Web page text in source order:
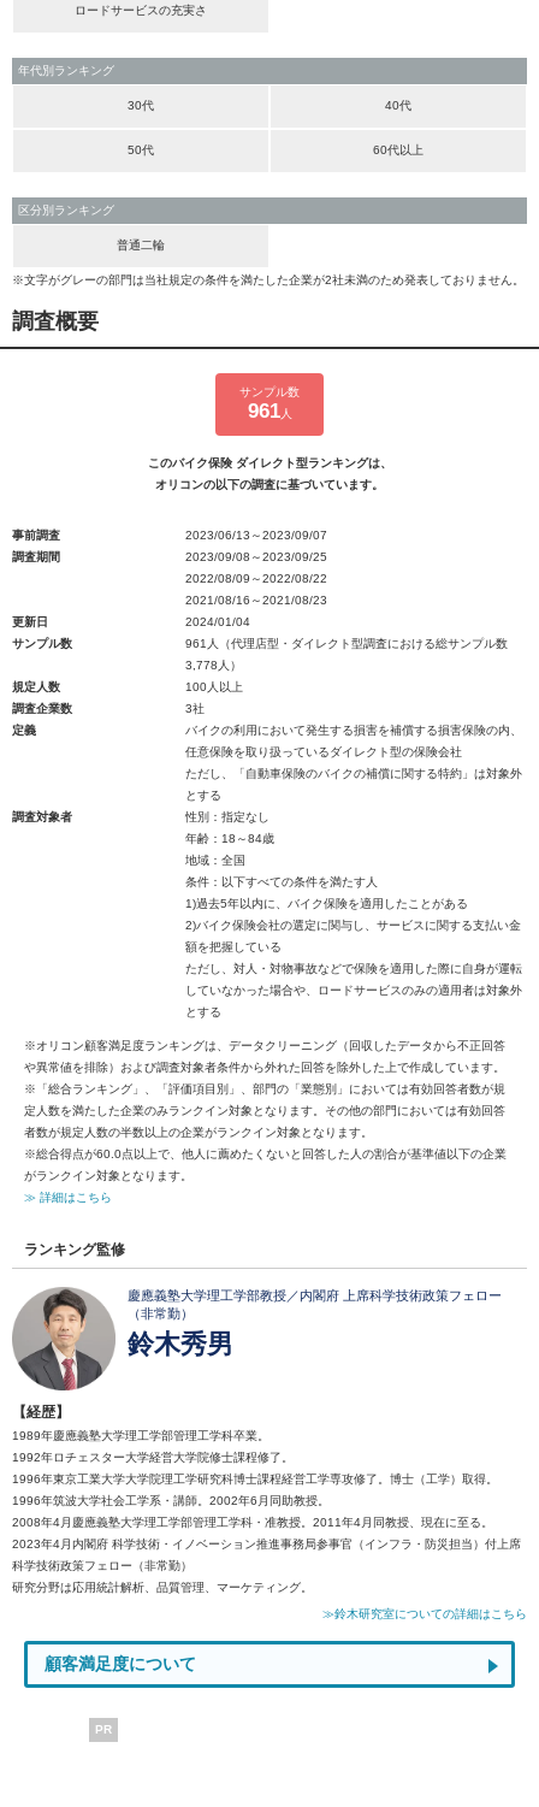
ロードサービスの充実さ
年代別ランキング
30代 40代
50代 60代以上
区分別ランキング
普通二輪
※文字がグレーの部門は当社規定の条件を満たした企業が2社未満のため発表しておりません。
調査概要
サンプル数
961人
このバイク保険 ダイレクト型ランキングは、
オリコンの以下の調査に基づいています。
事前調査
2023/06/13～2023/09/07
調査期間
2023/09/08～2023/09/25
2022/08/09～2022/08/22
2021/08/16～2021/08/23
更新日
2024/01/04
サンプル数
961人（代理店型・ダイレクト型調査における総サンプル数
3,778人）
規定人数
100人以上
調査企業数
3社
定義
バイクの利用において発生する損害を補償する損害保険の内、
任意保険を取り扱っているダイレクト型の保険会社
ただし、「自動車保険のバイクの補償に関する特約」は対象外
とする
調査対象者
性別：指定なし
年齢：18～84歳
地域：全国
条件：以下すべての条件を満たす人
1)過去5年以内に、バイク保険を適用したことがある
2)バイク保険会社の選定に関与し、サービスに関する支払い金
額を把握している
ただし、対人・対物事故などで保険を適用した際に自身が運転
していなかった場合や、ロードサービスのみの適用者は対象外
とする
※オリコン顧客満足度ランキングは、データクリーニング（回収したデータから不正回答
や異常値を排除）および調査対象者条件から外れた回答を除外した上で作成しています。
※「総合ランキング」、「評価項目別」、部門の「業態別」においては有効回答者数が規
定人数を満たした企業のみランクイン対象となります。その他の部門においては有効回答
者数が規定人数の半数以上の企業がランクイン対象となります。
※総合得点が60.0点以上で、他人に薦めたくないと回答した人の割合が基準値以下の企業
がランクイン対象となります。
≫ 詳細はこちら
ランキング監修
慶應義塾大学理工学部教授／内閣府 上席科学技術政策フェロー
（非常勤）
鈴木秀男
【経歴】
1989年慶應義塾大学理工学部管理工学科卒業。
1992年ロチェスター大学経営大学院修士課程修了。
1996年東京工業大学大学院理工学研究科博士課程経営工学専攻修了。博士（工学）取得。
1996年筑波大学社会工学系・講師。2002年6月同助教授。
2008年4月慶應義塾大学理工学部管理工学科・准教授。2011年4月同教授、現在に至る。
2023年4月内閣府 科学技術・イノベーション推進事務局参事官（インフラ・防災担当）付上席
科学技術政策フェロー（非常勤）
研究分野は応用統計解析、品質管理、マーケティング。
≫鈴木研究室についての詳細はこちら
顧客満足度について
PR